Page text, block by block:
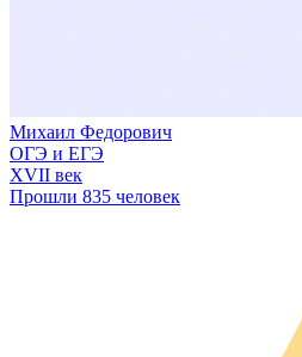
Михаил Федорович
ОГЭ и ЕГЭ
XVII век
Прошли 835 человек